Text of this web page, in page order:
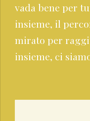
vada bene per
insieme, il
mirato per
insieme, ci